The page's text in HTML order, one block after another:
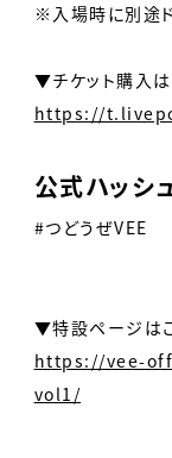
※入場時に別途
▼チケット購入は
https://
公式ハッシ
#つどうぜVEE
▼特設ページは
https://vee-
vol1/